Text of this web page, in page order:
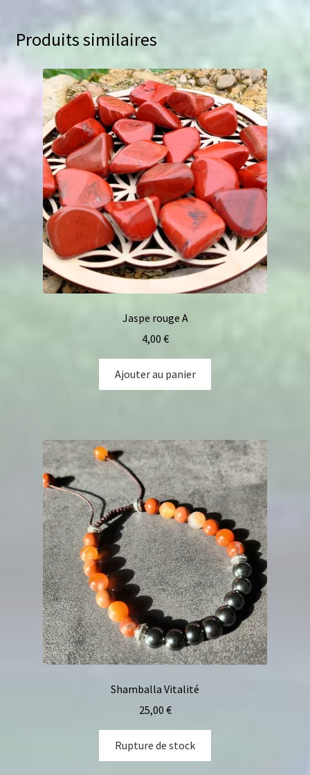
Produits similaires
Jaspe rouge A
4,00 €
Ajouter au panier
Shamballa Vitalité
25,00 €
Rupture de stock